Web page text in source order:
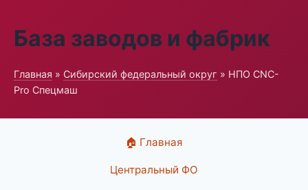
База заводов и фабрик
Главная » Сибирский федеральный округ » НПО CNC-
Pro Спецмаш
🏠 Главная
Центральный ФО